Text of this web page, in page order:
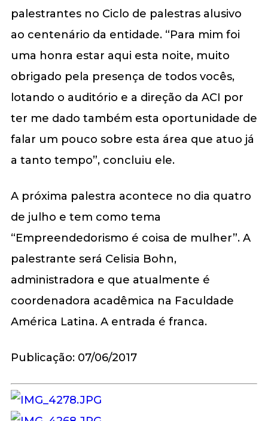
palestrantes no Ciclo de palestras alusivo
ao centenário da entidade. “Para mim foi
uma honra estar aqui esta noite, muito
obrigado pela presença de todos vocês,
lotando o auditório e a direção da ACI por
ter me dado também esta oportunidade de
falar um pouco sobre esta área que atuo já
a tanto tempo”, concluiu ele.
A próxima palestra acontece no dia quatro
de julho e tem como tema
“Empreendedorismo é coisa de mulher”. A
palestrante será Celisia Bohn,
administradora e que atualmente é
coordenadora acadêmica na Faculdade
América Latina. A entrada é franca.
Publicação: 07/06/2017